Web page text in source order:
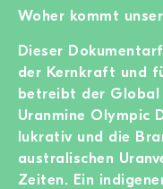
Woher kommt
Dieser
der Kernkraft und
betreibt der Global
Uranmine Olympic
lukrativ und die
australischen
Zeiten. Ein